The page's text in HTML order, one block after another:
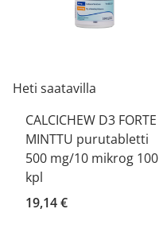
Heti saatavilla
CALCICHEW D3 FORTE
MINTTU purutabletti
500 mg/10 mikrog 100
kpl
19,14 €